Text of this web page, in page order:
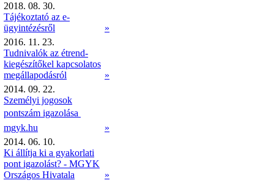
2018. 08. 30.
Tájékoztató az e-
ügyintézésről
»
2016. 11. 23.
Tudnivalók az étrend-
kiegészítőkel kapcsolatos
megállapodásról
»
2014. 09. 22.
Személyi jogosok
pontszám igazolása 
mgyk.hu
»
2014. 06. 10.
Ki állítja ki a gyakorlati
pont igazolást? - MGYK
Országos Hivatala
»